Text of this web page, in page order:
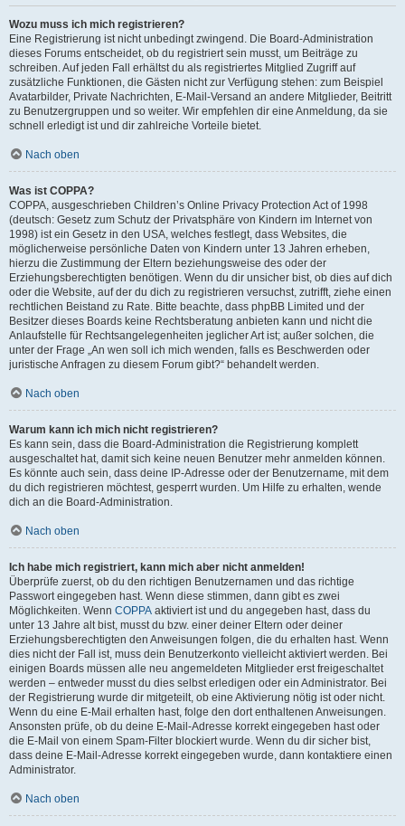
Wozu muss ich mich registrieren?
Eine Registrierung ist nicht unbedingt zwingend. Die Board-Administration
dieses Forums entscheidet, ob du registriert sein musst, um Beiträge zu
schreiben. Auf jeden Fall erhältst du als registriertes Mitglied Zugriff auf
zusätzliche Funktionen, die Gästen nicht zur Verfügung stehen: zum Beispiel
Avatarbilder, Private Nachrichten, E-Mail-Versand an andere Mitglieder, Beitritt
zu Benutzergruppen und so weiter. Wir empfehlen dir eine Anmeldung, da sie
schnell erledigt ist und dir zahlreiche Vorteile bietet.
Nach oben
Was ist COPPA?
COPPA, ausgeschrieben Children’s Online Privacy Protection Act of 1998
(deutsch: Gesetz zum Schutz der Privatsphäre von Kindern im Internet von
1998) ist ein Gesetz in den USA, welches festlegt, dass Websites, die
möglicherweise persönliche Daten von Kindern unter 13 Jahren erheben,
hierzu die Zustimmung der Eltern beziehungsweise des oder der
Erziehungsberechtigten benötigen. Wenn du dir unsicher bist, ob dies auf dich
oder die Website, auf der du dich zu registrieren versuchst, zutrifft, ziehe einen
rechtlichen Beistand zu Rate. Bitte beachte, dass phpBB Limited und der
Besitzer dieses Boards keine Rechtsberatung anbieten kann und nicht die
Anlaufstelle für Rechtsangelegenheiten jeglicher Art ist; außer solchen, die
unter der Frage „An wen soll ich mich wenden, falls es Beschwerden oder
juristische Anfragen zu diesem Forum gibt?“ behandelt werden.
Nach oben
Warum kann ich mich nicht registrieren?
Es kann sein, dass die Board-Administration die Registrierung komplett
ausgeschaltet hat, damit sich keine neuen Benutzer mehr anmelden können.
Es könnte auch sein, dass deine IP-Adresse oder der Benutzername, mit dem
du dich registrieren möchtest, gesperrt wurden. Um Hilfe zu erhalten, wende
dich an die Board-Administration.
Nach oben
Ich habe mich registriert, kann mich aber nicht anmelden!
Überprüfe zuerst, ob du den richtigen Benutzernamen und das richtige
Passwort eingegeben hast. Wenn diese stimmen, dann gibt es zwei
Möglichkeiten. Wenn COPPA aktiviert ist und du angegeben hast, dass du
unter 13 Jahre alt bist, musst du bzw. einer deiner Eltern oder deiner
Erziehungsberechtigten den Anweisungen folgen, die du erhalten hast. Wenn
dies nicht der Fall ist, muss dein Benutzerkonto vielleicht aktiviert werden. Bei
einigen Boards müssen alle neu angemeldeten Mitglieder erst freigeschaltet
werden – entweder musst du dies selbst erledigen oder ein Administrator. Bei
der Registrierung wurde dir mitgeteilt, ob eine Aktivierung nötig ist oder nicht.
Wenn du eine E-Mail erhalten hast, folge den dort enthaltenen Anweisungen.
Ansonsten prüfe, ob du deine E-Mail-Adresse korrekt eingegeben hast oder
die E-Mail von einem Spam-Filter blockiert wurde. Wenn du dir sicher bist,
dass deine E-Mail-Adresse korrekt eingegeben wurde, dann kontaktiere einen
Administrator.
Nach oben